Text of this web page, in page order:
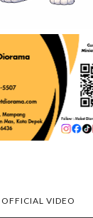
OFFICIAL VIDEO